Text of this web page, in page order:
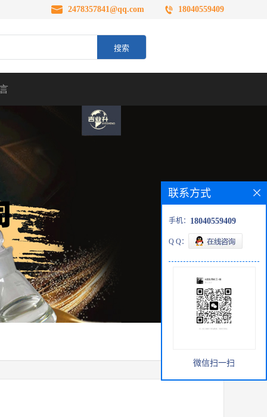
2478357841@qq.com 18040559409
联系方式
手机： 18040559409
Q Q：
微信扫一扫